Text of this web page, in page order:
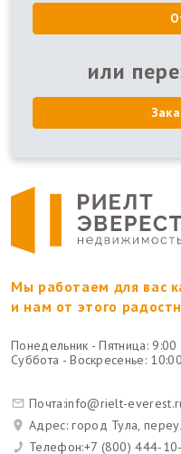
или
Мы работаем для вас
и нам от этого
Понедельник - Пятница: 9:00
Суббота - Воскресенье:
Почта:info@rielt-
Адрес: город Тула,
Телефон:+7 (800) 444-